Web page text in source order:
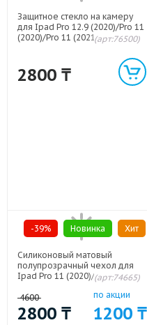
Защитное стекло на камеру
для Ipad Pro 12.9 (2020)/Pro 11
(2020)/Pro 11 (2021)/Pro 12.9
(арт:76500)
2800 ₸
-39% Новинка Хит
Силиконовый матовый
полупрозрачный чехол для
Ipad Pro 11 (2020)/ Pro 11
(арт:74665)
4600
2800 ₸
по акции
1200 ₸